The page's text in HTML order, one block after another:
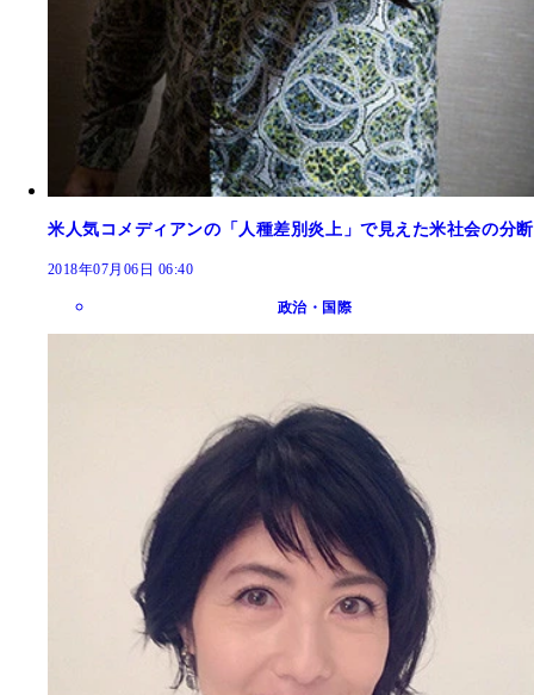
米人気コメディアンの「人種差別炎上」で見えた米社会の分断
2018年07月06日 06:40
政治・国際